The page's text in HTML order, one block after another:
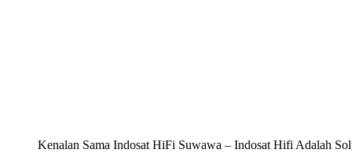
Kenalan Sama Indosat HiFi Suwawa – Indosat Hifi Adalah